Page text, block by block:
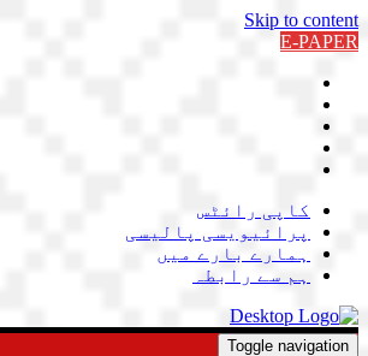
Skip to content
E-PAPER
کاپی رائٹس
پرائیویسی پالیسی
ہمارے بارے میں
ہم سے رابطہ
Toggle navigation